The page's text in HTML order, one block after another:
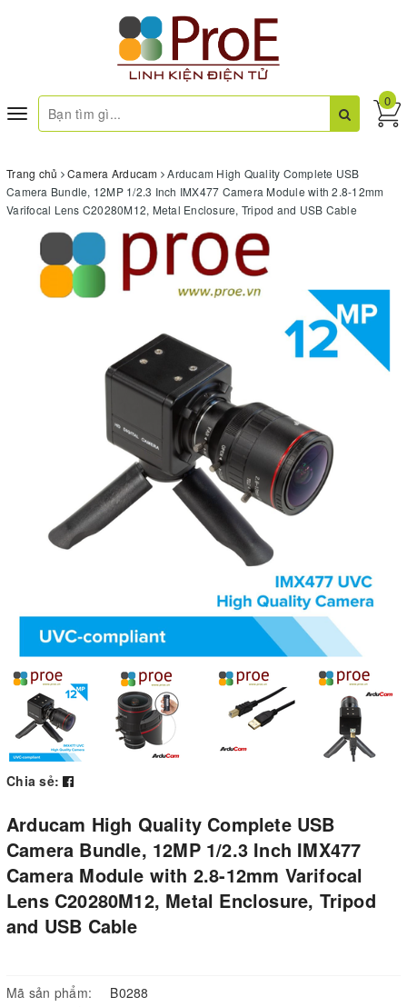
Toggle
navigation
0
Trang chủ Camera Arducam
Arducam High Quality Complete USB
Camera Bundle, 12MP 1/2.3 Inch IMX477 Camera Module with 2.8-12mm
Varifocal Lens C20280M12, Metal Enclosure, Tripod and USB Cable
Chia sẻ:
Arducam High Quality Complete USB
Camera Bundle, 12MP 1/2.3 Inch IMX477
Camera Module with 2.8-12mm Varifocal
Lens C20280M12, Metal Enclosure, Tripod
and USB Cable
Mã sản phẩm:
B0288